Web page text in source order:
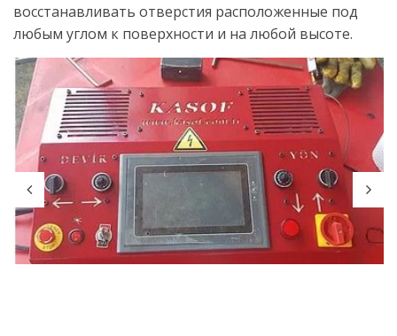
восстанавливать отверстия расположенные под
любым углом к поверхности и на любой высоте.